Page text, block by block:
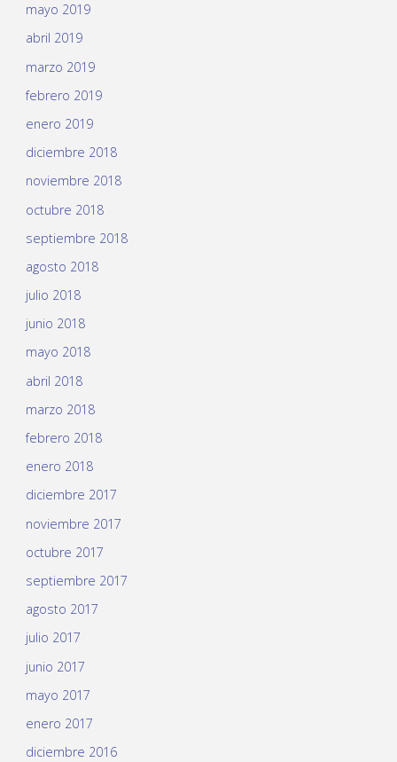
mayo 2019
abril 2019
marzo 2019
febrero 2019
enero 2019
diciembre 2018
noviembre 2018
octubre 2018
septiembre 2018
agosto 2018
julio 2018
junio 2018
mayo 2018
abril 2018
marzo 2018
febrero 2018
enero 2018
diciembre 2017
noviembre 2017
octubre 2017
septiembre 2017
agosto 2017
julio 2017
junio 2017
mayo 2017
enero 2017
diciembre 2016